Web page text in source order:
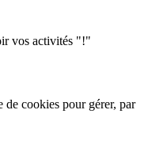
vos activités "!"
cookies pour gérer, par